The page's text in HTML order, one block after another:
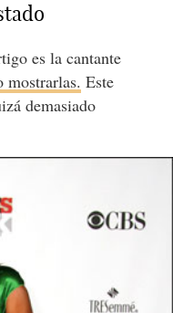
es la cantante
mostrarlas. Este
demasiado